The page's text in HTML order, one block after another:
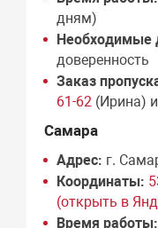
дням)
Необходимые
доверенность
Заказ
61-62 (Ирина)
Самара
Адрес: г.
Координаты:
(открыть в
Время работы: